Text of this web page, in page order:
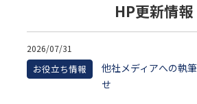
HP更新情報
2026/07/31
お役立ち情報
他社メディアへの執
せ